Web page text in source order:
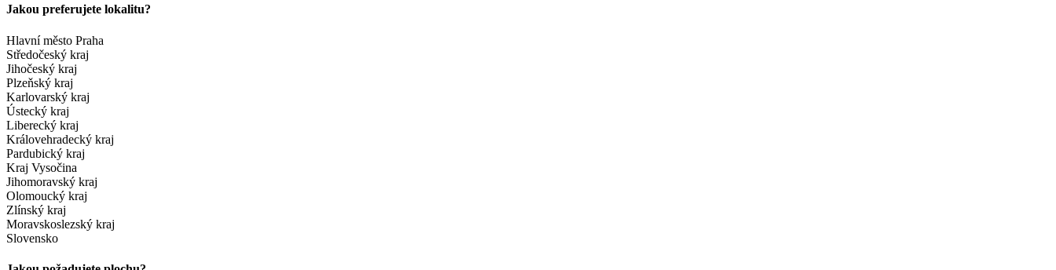
Jakou preferujete lokalitu?
Hlavní město Praha
Středočeský kraj
Jihočeský kraj
Plzeňský kraj
Karlovarský kraj
Ústecký kraj
Liberecký kraj
Královehradecký kraj
Pardubický kraj
Kraj Vysočina
Jihomoravský kraj
Olomoucký kraj
Zlínský kraj
Moravskoslezský kraj
Slovensko